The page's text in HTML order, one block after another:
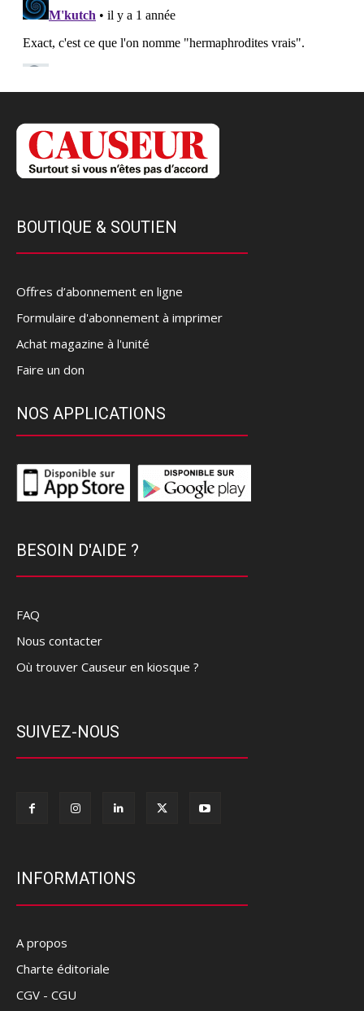
BOUTIQUE & SOUTIEN
Offres d’abonnement en ligne
Formulaire d'abonnement à imprimer
Achat magazine à l'unité
Faire un don
NOS APPLICATIONS
BESOIN D'AIDE ?
FAQ
Nous contacter
Où trouver Causeur en kiosque ?
SUIVEZ-NOUS
INFORMATIONS
A propos
Charte éditoriale
CGV - CGU